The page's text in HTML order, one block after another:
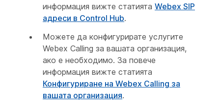
информация вижте статията Webex SIP
адреси в Control Hub.
Можете да конфигурирате услугите
Webex Calling за вашата организация,
ако е необходимо. За повече
информация вижте статията
Конфигуриране на Webex Calling за
вашата организация.